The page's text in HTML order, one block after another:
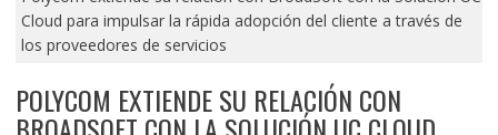
Cloud para impulsar la rápida adopción del cliente a través de
los proveedores de servicios
POLYCOM EXTIENDE SU RELACIÓN CON